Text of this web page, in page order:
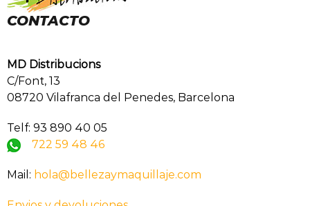
CONTACTO
MD Distribucions
C/Font, 13
08720 Vilafranca del Penedes, Barcelona
Telf: 93 890 40 05
722 59 48 46
Mail: hola@bellezaymaquillaje.com